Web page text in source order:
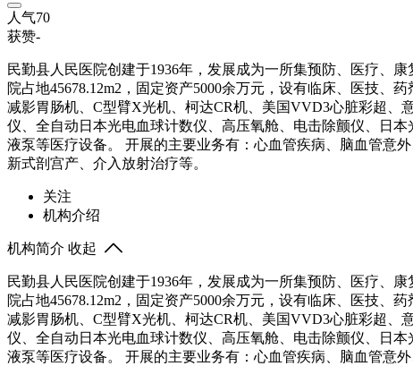
人气70
获赞-
民勤县人民医院创建于1936年，发展成为一所集预防、医疗、
院占地45678.12m2，固定资产5000余万元，设有临床、医技、
减影胃肠机、C型臂X光机、柯达CR机、美国VVD3心脏彩超、
仪、全自动日本光电血球计数仪、高压氧舱、电击除颤仪、日
液泵等医疗设备。 开展的主要业务有：心血管疾病、脑血管意
新式剖宫产、介入放射治疗等。
关注
机构介绍
机构简介 收起
民勤县人民医院创建于1936年，发展成为一所集预防、医疗、
院占地45678.12m2，固定资产5000余万元，设有临床、医技、
减影胃肠机、C型臂X光机、柯达CR机、美国VVD3心脏彩超、
仪、全自动日本光电血球计数仪、高压氧舱、电击除颤仪、日
液泵等医疗设备。 开展的主要业务有：心血管疾病、脑血管意